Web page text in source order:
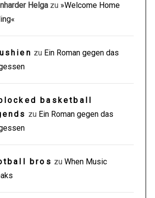
Helga zu »Welcome Home
zu Ein Roman gegen das
basketball
zu Ein Roman gegen das
bros zu When Music